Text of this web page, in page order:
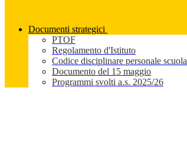
Documenti strategici
PTOF
Regolamento d'Istituto
Codice disciplinare personale scuola
Documento del 15 maggio
Programmi svolti a.s. 2025/26